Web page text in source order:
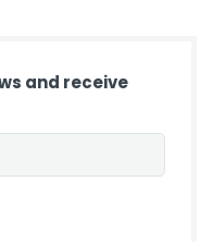
and receive